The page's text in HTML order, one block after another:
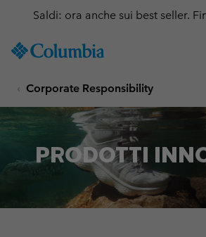
TO
SKIP
MAIN
NAV
SKIP
Saldi: ora anche sui best seller.
Corporate Responsibility
PRODOTTI